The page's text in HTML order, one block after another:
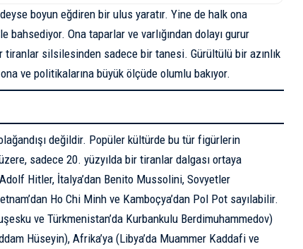
boyun eğdiren bir ulus yaratır. Yine de halk ona
bahsediyor. Ona taparlar ve varlığından dolayı gurur
tiranlar silsilesinden sadece bir tanesi. Gürültülü bir azınlık
ve politikalarına büyük ölçüde olumlu bakıyor.
değildir. Popüler kültürde bu tür figürlerin
sadece 20. yüzyılda bir tiranlar dalgası ortaya
Adolf Hitler, İtalya’dan Benito Mussolini, Sovyetler
Ho Chi Minh ve Kamboçya’dan Pol Pot sayılabilir.
ve Türkmenistan’da Kurbankulu Berdimuhammedov)
Hüseyin), Afrika’ya (Libya’da Muammer Kaddafi ve